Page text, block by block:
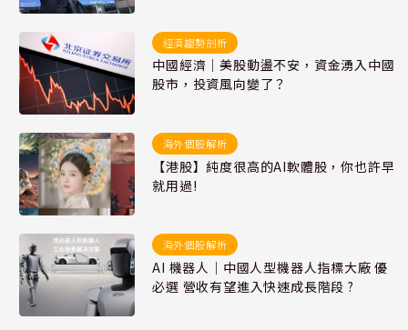
經濟趨勢剖析
中國經濟｜美股動盪不安，資金湧入中國
股市，投資風向變了？
海外個股解析
【港股】純度很高的AI軟體股，你也許早
就用過!
海外個股解析
AI 機器人｜中國人型機器人指標大廠 優
必選 營收有望進入快速成長階段 ?